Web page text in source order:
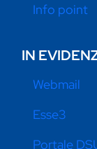
Info point
IN
Webmail
Esse3
Portale